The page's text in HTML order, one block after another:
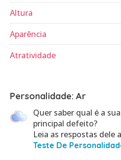
Altura
Aparência
Atratividade
Personalidade: Ar
Quer saber qual é a
principal defeito?
Leia as respostas dele
Teste De